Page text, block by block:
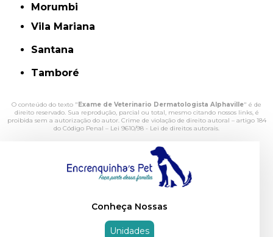
Morumbi
Vila Mariana
Santana
Tamboré
O conteúdo do texto "Exame de Veterinario Dermatologista Alphaville" é de
direito reservado. Sua reprodução, parcial ou total, mesmo citando nossos links, é
proibida sem a autorização do autor. Crime de violação de direito autoral – artigo 184
do Código Penal – Lei 9610/98 - Lei de direitos autorais.
Conheça Nossas
Unidades